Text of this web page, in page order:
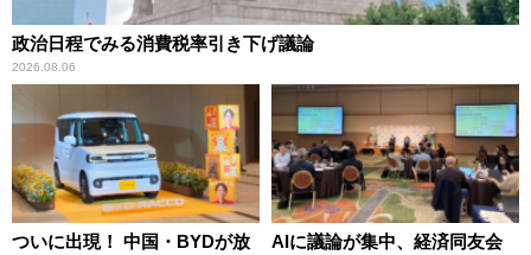
政治日程でみる消費税率引き下げ議論
2026.08.06
ついに出現！ 中国・BYDが放
AIに議論が集中、経済同友会